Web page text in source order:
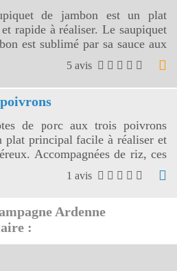
de jambon est un plat
rapide à réaliser. Le saupiquet
est sublimé par sa sauce aux
vin blanc, concentré de
et crème fraîche. Choisir un
à l'os ou un jambon traiteur
la qualité du saupiquet.
5 avis
de porc aux trois poivrons
plat principal facile à réaliser et
Accompagnées de riz, ces
de porc sont sublimées par leur
aux poivrons, à l'oignon et au vin
1 avis
Ardenne
: